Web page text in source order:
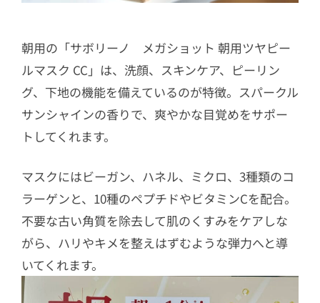
朝用の「サボリーノ メガショット 朝用ツヤピー
ルマスク CC」は、洗顔、スキンケア、ピーリン
グ、下地の機能を備えているのが特徴。スパークル
サンシャインの香りで、爽やかな目覚めをサポー
トしてくれます。
マスクにはビーガン、ハネル、ミクロ、3種類のコ
ラーゲンと、10種のペプチドやビタミンCを配合。
不要な古い角質を除去して肌のくすみをケアしな
がら、ハリやキメを整えはずむような弾力へと導
いてくれます。